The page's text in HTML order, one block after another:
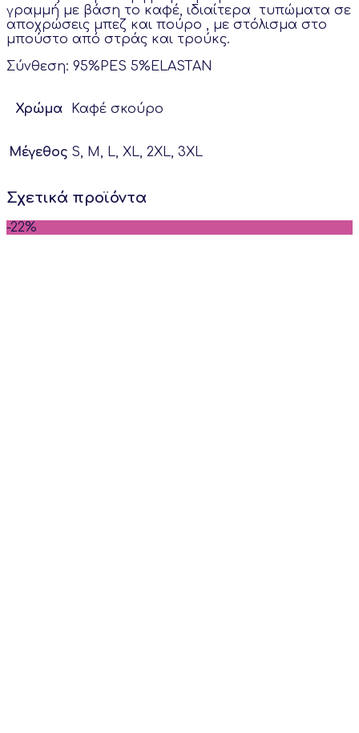
γραμμή με βάση το καφέ, ιδιαίτερα τυπώματα σε
αποχρώσεις μπεζ και πούρο , με στόλισμα στο
μπούστο από στράς και τρούκς.
Σύνθεση: 95%PES 5%ELASTAN
Χρώμα Καφέ σκούρο
Μέγεθος S, M, L, XL, 2XL, 3XL
Σχετικά προϊόντα
-22%